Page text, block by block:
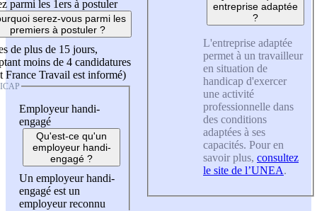
parmi les 1ers à postuler
serez-vous parmi les
premiers à postuler ?
de plus de 15 jours,
moins de 4 candidatures
France Travail est informé)
Employeur handi-
engagé
Qu'est-ce qu'un
employeur handi-
engagé ?
Un employeur handi-
engagé est un
employeur reconnu
entreprise adaptée
?
L'entreprise adaptée
permet à un travailleur
en situation de
handicap d'exercer
une activité
professionnelle dans
des conditions
adaptées à ses
capacités. Pour en
savoir plus, consultez
le site de l’UNEA.